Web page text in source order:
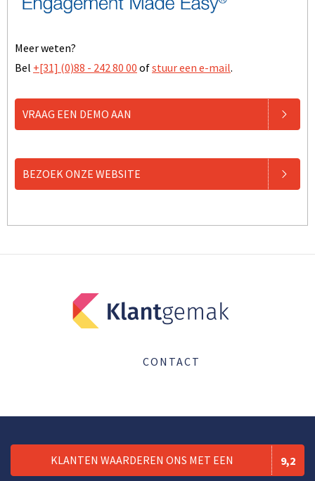
Meer weten?
Bel +[31] (0)88 - 242 80 00 ofstuur een e-mail.
VRAAG EEN DEMO AAN
BEZOEK ONZE WEBSITE
CONTACT
KLANTEN WAARDEREN ONS MET EEN 9,2